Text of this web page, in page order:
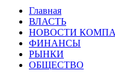
Главная
ВЛАСТЬ
НОВОСТИ
ФИНАНСЫ
РЫНКИ
ОБЩЕСТВО